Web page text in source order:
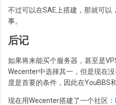
不过可以在SAE上搭建，那就可以
事。
后记
如果将来能买个服务器，甚至是
Wecenter中选择其一，但是现在
度是首要的条件，因此在YouBBS
现在用Wecenter搭建了一个社区：